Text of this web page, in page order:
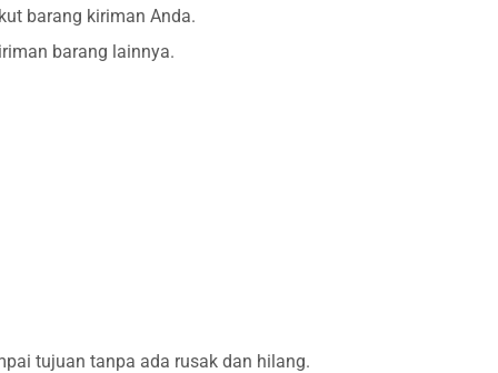
barang kiriman Anda.
barang lainnya.
tujuan tanpa ada rusak dan hilang.